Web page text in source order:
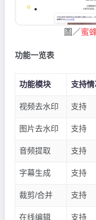
圖／蜜
功能一览表
功能模块 支持
视频去水印 支持
图片去水印 支持
音频提取 支持
字幕生成 支持
裁剪/合并 支持
在线编辑 支持